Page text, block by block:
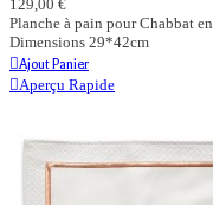
129,00 €
Planche à pain pour Chabbat
Dimensions 29*42cm
Ajout Panier
Aperçu Rapide